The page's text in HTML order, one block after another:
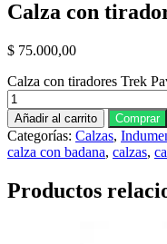
Calza con
$ 75.000,00
Calza con tiradores Trek
Añadir al carrito Comprar
Categorías: Calzas,
calza con badana, calzas,
Productos